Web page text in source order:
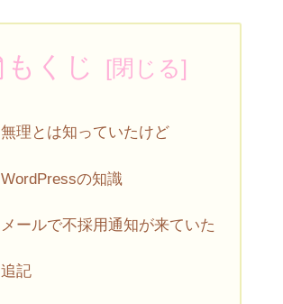
もくじ
無理とは知っていたけど
WordPressの知識
メールで不採用通知が来ていた
追記